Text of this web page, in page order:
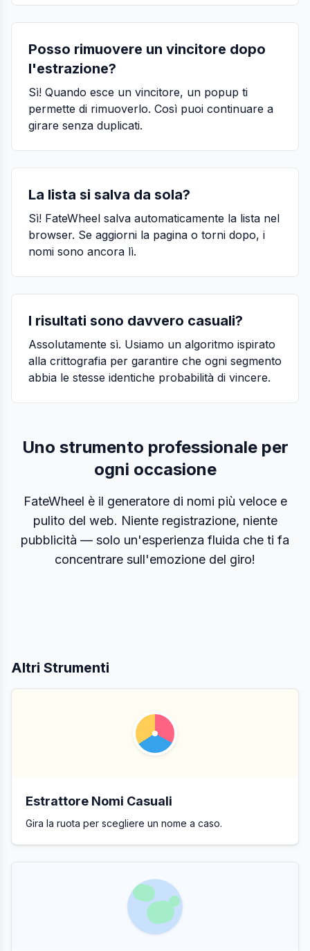
Posso rimuovere un vincitore dopo
l'estrazione?
Sì! Quando esce un vincitore, un popup ti
permette di rimuoverlo. Così puoi continuare a
girare senza duplicati.
La lista si salva da sola?
Sì! FateWheel salva automaticamente la lista nel
browser. Se aggiorni la pagina o torni dopo, i
nomi sono ancora lì.
I risultati sono davvero casuali?
Assolutamente sì. Usiamo un algoritmo ispirato
alla crittografia per garantire che ogni segmento
abbia le stesse identiche probabilità di vincere.
Uno strumento professionale per
ogni occasione
FateWheel è il generatore di nomi più veloce e
pulito del web. Niente registrazione, niente
pubblicità — solo un'esperienza fluida che ti fa
concentrare sull'emozione del giro!
Altri Strumenti
Estrattore Nomi Casuali
Gira la ruota per scegliere un nome a caso.